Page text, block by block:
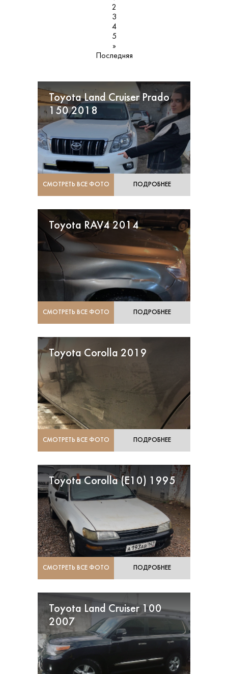
2
3
4
5
»
Последняя
Toyota Land Cruiser Prado
150 2018
СМОТРЕТЬ ВСЕ ФОТО ПОДРОБНЕЕ
Toyota RAV4 2014
СМОТРЕТЬ ВСЕ ФОТО ПОДРОБНЕЕ
Toyota Corolla 2019
СМОТРЕТЬ ВСЕ ФОТО ПОДРОБНЕЕ
Toyota Corolla (Е10) 1995
СМОТРЕТЬ ВСЕ ФОТО ПОДРОБНЕЕ
Toyota Land Cruiser 100
2007